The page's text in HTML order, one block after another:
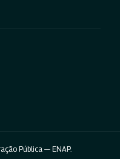
Pública — ENAP.